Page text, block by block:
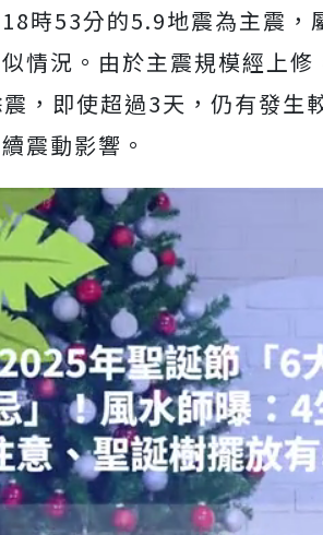
時53分的5.9地震為主震，
情況。由於主震規模經上
，即使超過3天，仍有發生
震動影響。